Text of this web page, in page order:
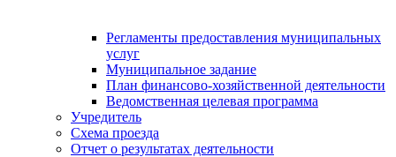
Регламенты предоставления муниципальных
услуг
Муниципальное задание
План финансово-хозяйственной деятельности
Ведомственная целевая программа
Учредитель
Схема проезда
Отчет о результатах деятельности